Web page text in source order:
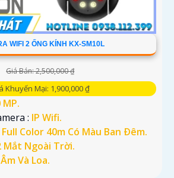
WIFI 2 ỐNG KÍNH KX-SM10L
Giá Bán: 2,500,000 ₫
Khuyến Mại: 1,900,000 ₫
MP.
: IP Wifi.
Full Color 40m Có Màu Ban Ðêm.
Mắt Ngoài Trời.
Và Loa.